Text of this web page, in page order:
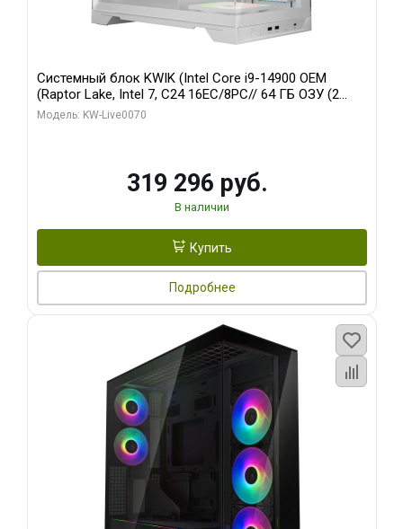
Системный блок KWIK (Intel Core i9-14900 OEM
(Raptor Lake, Intel 7, C24 16EC/8PC// 64 ГБ ОЗУ (2
модуля)/ Gigabyte RTX5080 XTREME WATERFORCE
Модель: KW-Live0070
319 296 руб.
В наличии
Купить
Подробнее